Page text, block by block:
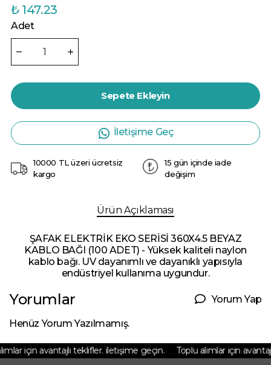
₺ 147.23
Adet
Sepete Ekleyin
İletişime Geç
10000 TL üzeri ücretsiz
kargo
15 gün içinde iade
değişim
Ürün Açıklaması
ŞAFAK ELEKTRİK EKO SERİSİ 360X4.5 BEYAZ
KABLO BAĞI (100 ADET) - Yüksek kaliteli naylon
kablo bağı. UV dayanımlı ve dayanıklı yapısıyla
endüstriyel kullanıma uygundur.
Yorumlar Yorum Yap
Henüz Yorum Yazılmamış.
için avantajlı teklifler. iletişime geçin. Toplu alımlar için